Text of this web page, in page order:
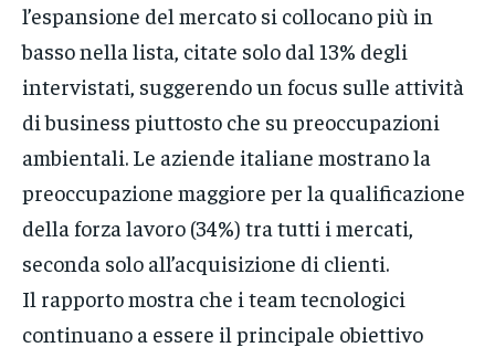
l’espansione del mercato si collocano più in
basso nella lista, citate solo dal 13% degli
intervistati, suggerendo un focus sulle attività
di business piuttosto che su preoccupazioni
ambientali. Le aziende italiane mostrano la
preoccupazione maggiore per la qualificazione
della forza lavoro (34%) tra tutti i mercati,
seconda solo all’acquisizione di clienti.
Il rapporto mostra che i team tecnologici
continuano a essere il principale obiettivo